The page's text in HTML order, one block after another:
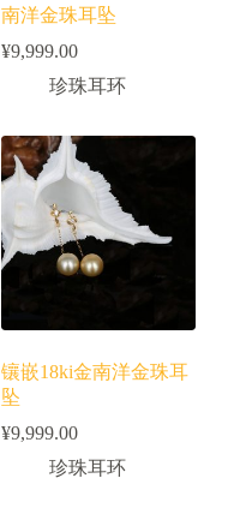
南洋金珠耳坠
¥9,999.00
珍珠耳环
镶嵌18ki金南洋金珠耳
坠
¥9,999.00
珍珠耳环